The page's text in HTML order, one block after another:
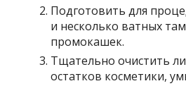
Подготовить для
и несколько ватных
промокашек.
Тщательно очистить
остатков косметики,